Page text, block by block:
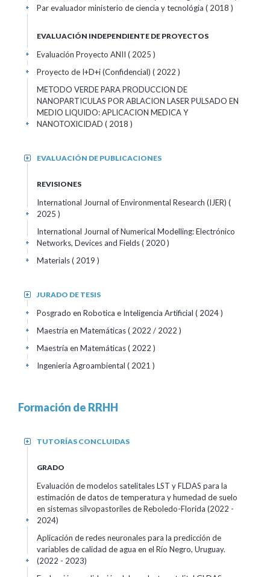
Par evaluador ministerio de ciencia y tecnológia ( 2018 )
+
EVALUACIÓN INDEPENDIENTE DE PROYECTOS
Evaluación Proyecto ANII ( 2025 )
+
Proyecto de I+D+i (Confidencial) ( 2022 )
+
METODO VERDE PARA PRODUCCION DE
NANOPARTICULAS POR ABLACION LASER PULSADO EN
MEDIO LIQUIDO: APLICACION MEDICA Y
NANOTOXICIDAD ( 2018 )
+
EVALUACIÓN DE PUBLICACIONES
+
REVISIONES
International Journal of Environmental Research (IJER) (
2025 )
+
International Journal of Numerical Modelling: Electrónico
Networks, Devices and Fields( 2020 )
+
Materials( 2019 )
+
JURADO DE TESIS
+
Posgrado en Robotica e Inteligencia Artificial ( 2024 )
+
Maestría en Matemáticas( 2022 / 2022 )
+
Maestría en Matemáticas( 2022 )
+
Ingeniería Agroambiental ( 2021 )
+
Formación de RRHH
TUTORÍAS CONCLUIDAS
+
GRADO
Evaluación de modelos satelitales LST y FLDAS para la
estimación de datos de temperatura y humedad de suelo
en sistemas silvopastoriles de Reboledo-Florida (2022 -
2024)
+
Aplicación de redes neuronales para la predicción de
variables de calidad de agua en el Río Negro, Uruguay.
(2022 - 2023)
+